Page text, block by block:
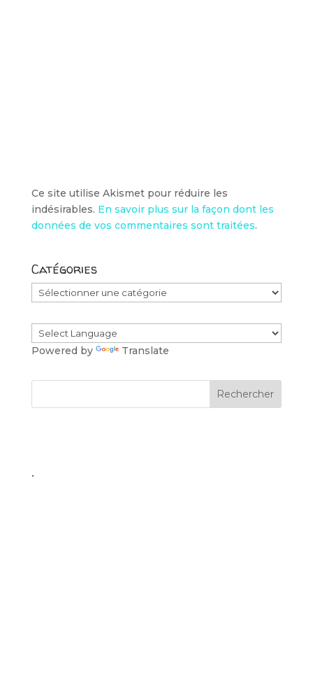
Ce site utilise Akismet pour réduire les
indésirables. En savoir plus sur la façon dont les
données de vos commentaires sont traitées.
Catégories
Catégories
Powered by Translate
.